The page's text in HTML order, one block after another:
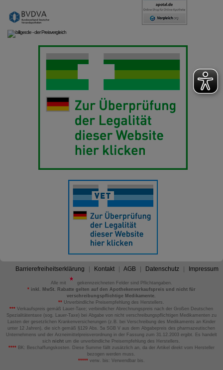
Barrierefreiheitserklärung Kontakt AGB Datenschutz Impressum
Alle mit
gekennzeichneten Felder sind Pflichtangaben.
*inkl. MwSt. Rabatte gelten auf den Apothekenverkaufspreis und nicht für
verschreibungspflichtige Medikamente.
** Unverbindliche Preisempfehlung des Herstellers.
*** Verkaufspreis gemäß Lauer-Taxe; verbindlicher Abrechnungspreis nach der Großen Deutschen
Spezialitätentaxe (sog. Lauer-Taxe) bei Abgabe von nicht verschreibungspflichtigen Medikamenten zu
Lasten der gesetzlichen Krankenversicherungen (z.B. bei Verschreibung des Medikaments an Kinder
unter 12 Jahren), die sich gemäß §129 Abs. 5a SGB V aus dem Abgabepreis des pharmazeutischen
Unternehmens und der Arzneimittelpreisverordnung in der Fassung zum 31.12.2003 ergibt. Es handelt
sich nicht um die unverbindliche Preisempfehlung des Herstellers.
****BK: Beschaffungskosten. Diese Summe fällt zusätzlich an, da der Artikel direkt vom Hersteller
bezogen werden muss.
*****verw. bis: Verwendbar bis.